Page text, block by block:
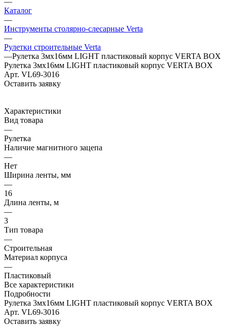
Каталог
—
Инструменты столярно-слесарные Verta
—
Рулетки строительные Verta
—Рулетка 3мх16мм LIGHT пластиковый корпус VERTA BOX
Рулетка 3мх16мм LIGHT пластиковый корпус VERTA BOX
Арт. VL69-3016
Оставить заявку
Характеристики
Вид товара
—
Рулетка
Наличие магнитного зацепа
—
Нет
Ширина ленты, мм
—
16
Длина ленты, м
—
3
Тип товара
—
Строительная
Материал корпуса
—
Пластиковый
Все характеристики
Подробности
Рулетка 3мх16мм LIGHT пластиковый корпус VERTA BOX
Арт. VL69-3016
Оставить заявку